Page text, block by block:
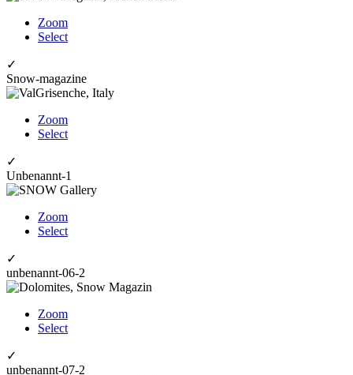
Zoom
Select
✓
Snow-magazine
Zoom
Select
✓
Unbenannt-1
Zoom
Select
✓
unbenannt-06-2
Zoom
Select
✓
unbenannt-07-2